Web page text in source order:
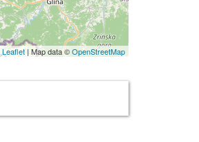
Leaflet | Map data ©OpenStreetMap